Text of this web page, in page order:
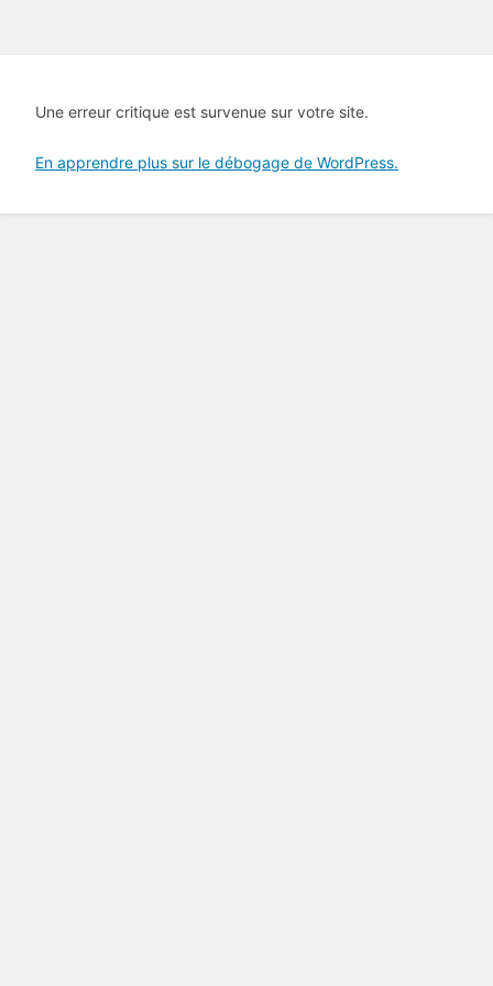
Une erreur critique est survenue sur votre site.
En apprendre plus sur le débogage de WordPress.